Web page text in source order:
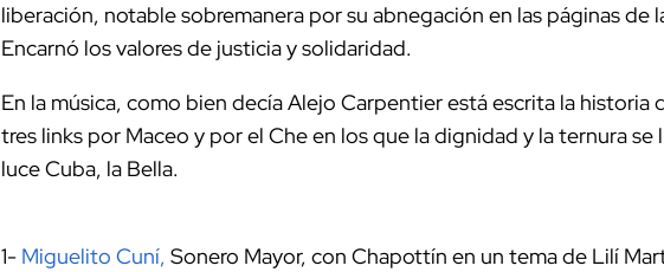
liberación, notable sobremanera por su abnegación en las páginas de
Encarnó los valores de justicia y solidaridad.
En la música, como bien decía Alejo Carpentier está escrita la historia
tres links por Maceo y por el Che en los que la dignidad y la ternura se
luce Cuba, la Bella.
1- Miguelito Cuní, Sonero Mayor, con Chapottín en un tema de Lilí